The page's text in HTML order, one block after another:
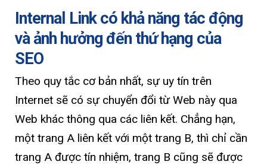
Internal Link có khả năng tác động
và ảnh hưởng đến thứ hạng của
SEO
Theo quy tắc cơ bản nhất, sự uy tín trên
Internet sẽ có sự chuyển đổi từ Web này qua
Web khác thông qua các liên kết. Chẳng hạn,
một trang A liên kết với một trang B, thì chỉ cần
trang A được tín nhiệm, trang B cũng sẽ được